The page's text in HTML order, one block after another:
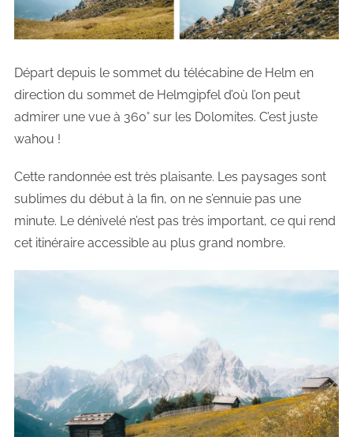
Départ depuis le sommet du télécabine de Helm en
direction du sommet de Helmgipfel d’où l’on peut
admirer une vue à 360° sur les Dolomites. C’est juste
wahou !
Cette randonnée est très plaisante. Les paysages sont
sublimes du début à la fin, on ne s’ennuie pas une
minute. Le dénivelé n’est pas très important, ce qui rend
cet itinéraire accessible au plus grand nombre.